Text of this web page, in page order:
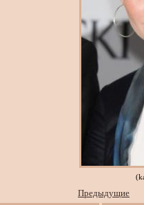
Предыдущие